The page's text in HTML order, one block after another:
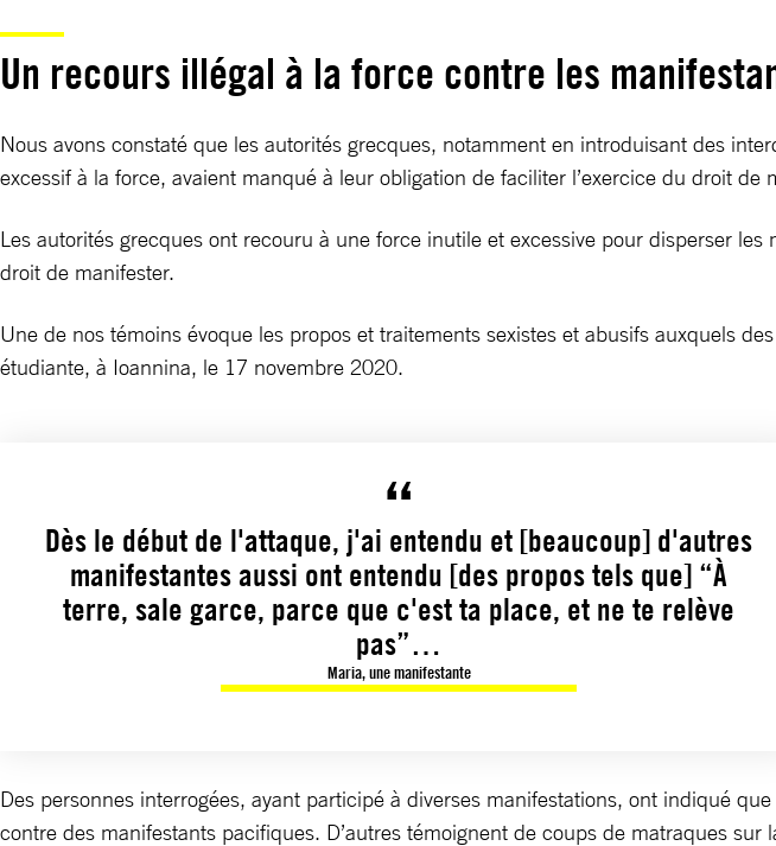
Un recours illégal à la force contre les
Nous avons constaté que les autorités grecques, notamment en introduisant des
excessif à la force, avaient manqué à leur obligation de faciliter l’exercice du droit de
Les autorités grecques ont recouru à une force inutile et excessive pour disperser
droit de manifester.
Une de nos témoins évoque les propos et traitements sexistes et abusifs auxquels
étudiante, à Ioannina, le 17 novembre 2020.
Dès le début de l'attaque, j'ai entendu et [beaucoup] d'autres
manifestantes aussi ont entendu [des propos tels que] “À
terre, sale garce, parce que c'est ta place, et ne te relève
pas”…
Maria, une manifestante
Des personnes interrogées, ayant participé à diverses manifestations, ont indiqué
contre des manifestants pacifiques. D’autres témoignent de coups de matraques